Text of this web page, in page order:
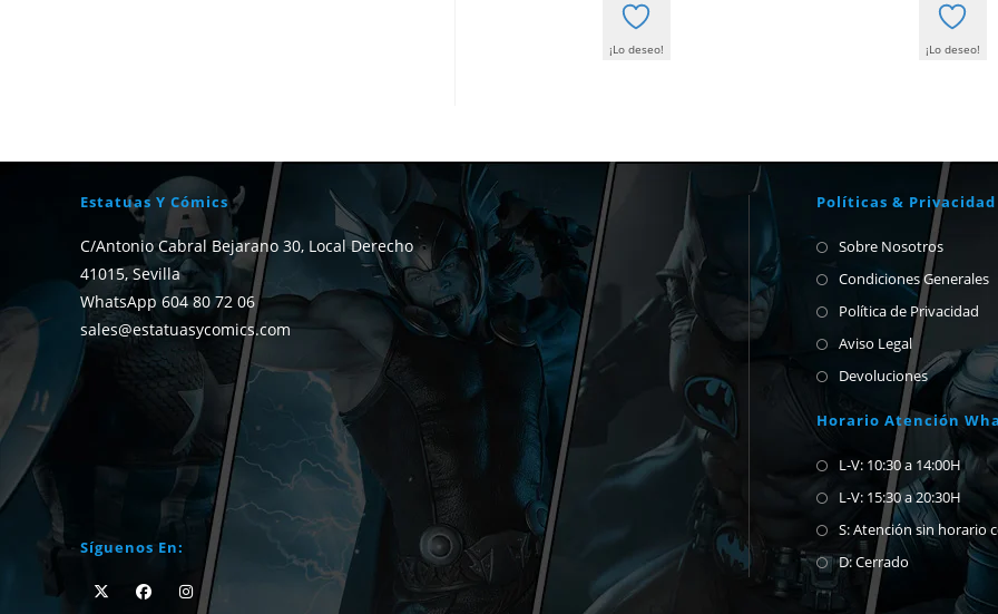
¡Lo deseo! ¡Lo deseo!
Estatuas Y Cómics
C/Antonio Cabral Bejarano 30, Local Derecho
41015, Sevilla
WhatsApp 604 80 72 06
sales@estatuasycomics.com
Síguenos En:
Políticas & Privacidad
Sobre Nosotros
Condiciones Generales
Política de Privacidad
Aviso Legal
Devoluciones
Horario Atención
L-V: 10:30 a 14:00H
L-V: 15:30 a 20:30H
S: Atención sin horario
D: Cerrado